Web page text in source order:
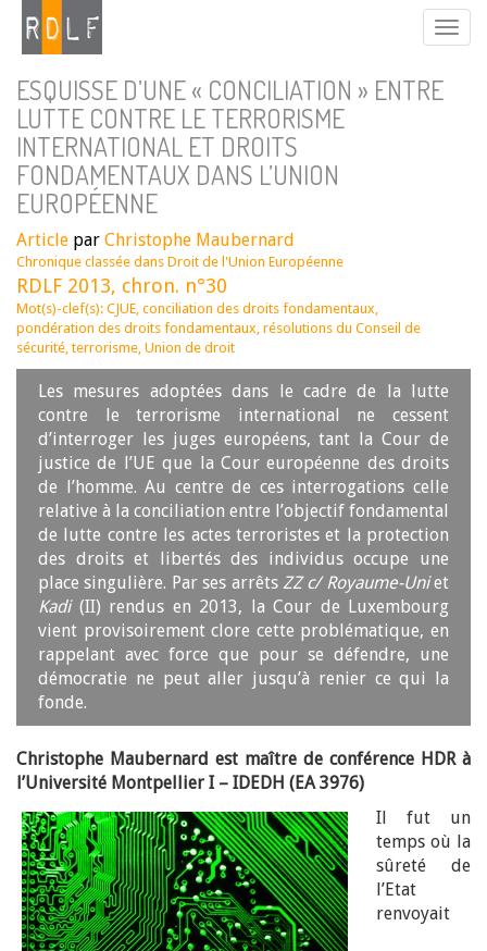
ESQUISSE D’UNE « CONCILIATION » ENTRE
LUTTE CONTRE LE TERRORISME
INTERNATIONAL ET DROITS
FONDAMENTAUX DANS L’UNION
EUROPÉENNE
Article par Christophe Maubernard
Chronique classée dans Droit de l'Union Européenne
RDLF 2013, chron. n°30
Mot(s)-clef(s): CJUE, conciliation des droits fondamentaux,
pondération des droits fondamentaux, résolutions du Conseil de
sécurité,terrorisme, Union de droit
Les mesures adoptées dans le cadre de la lutte
contre le terrorisme international ne cessent
d’interroger les juges européens, tant la Cour de
justice de l’UE que la Cour européenne des droits
de l’homme. Au centre de ces interrogations celle
relative à la conciliation entre l’objectif fondamental
de lutte contre les actes terroristes et la protection
des droits et libertés des individus occupe une
place singulière. Par ses arrêts ZZ c/ Royaume-Uniet
Kadi(II) rendus en 2013, la Cour de Luxembourg
vient provisoirement clore cette problématique, en
rappelant avec force que pour se défendre, une
démocratie ne peut aller jusqu’à renier ce qui la
fonde.
Christophe Maubernard est maître de conférence HDR à
l’Université Montpellier I – IDEDH (EA 3976)
Il fut un
temps où la
sûreté de
l’Etat
renvoyait